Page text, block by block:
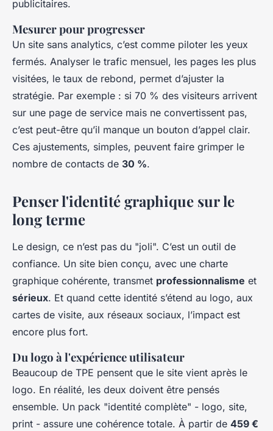
publicitaires.
Mesurer pour progresser
Un site sans analytics, c’est comme piloter les yeux
fermés. Analyser le trafic mensuel, les pages les plus
visitées, le taux de rebond, permet d’ajuster la
stratégie. Par exemple : si 70 % des visiteurs arrivent
sur une page de service mais ne convertissent pas,
c’est peut-être qu’il manque un bouton d’appel clair.
Ces ajustements, simples, peuvent faire grimper le
nombre de contacts de 30 %.
Penser l'identité graphique sur le
long terme
Le design, ce n’est pas du "joli". C’est un outil de
confiance. Un site bien conçu, avec une charte
graphique cohérente, transmet professionnalisme et
sérieux. Et quand cette identité s’étend au logo, aux
cartes de visite, aux réseaux sociaux, l’impact est
encore plus fort.
Du logo à l'expérience utilisateur
Beaucoup de TPE pensent que le site vient après le
logo. En réalité, les deux doivent être pensés
ensemble. Un pack "identité complète" - logo, site,
print - assure une cohérence totale. À partir de 459 €